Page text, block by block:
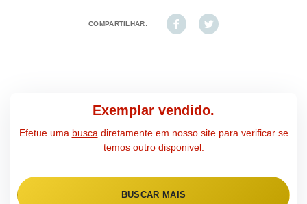
COMPARTILHAR:
Exemplar vendido.
Efetue uma buscadiretamente em nosso site para verificar se
temos outro disponivel.
BUSCAR MAIS